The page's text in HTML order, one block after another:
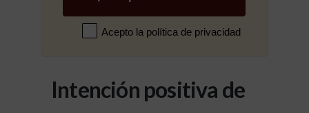
Acepto la política de privacidad
Intención positiva de